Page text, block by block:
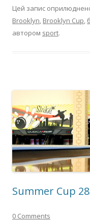
Цей запис
Brooklyn, Brooklyn Cup,
автором sport.
Summer Cup
0 Comments